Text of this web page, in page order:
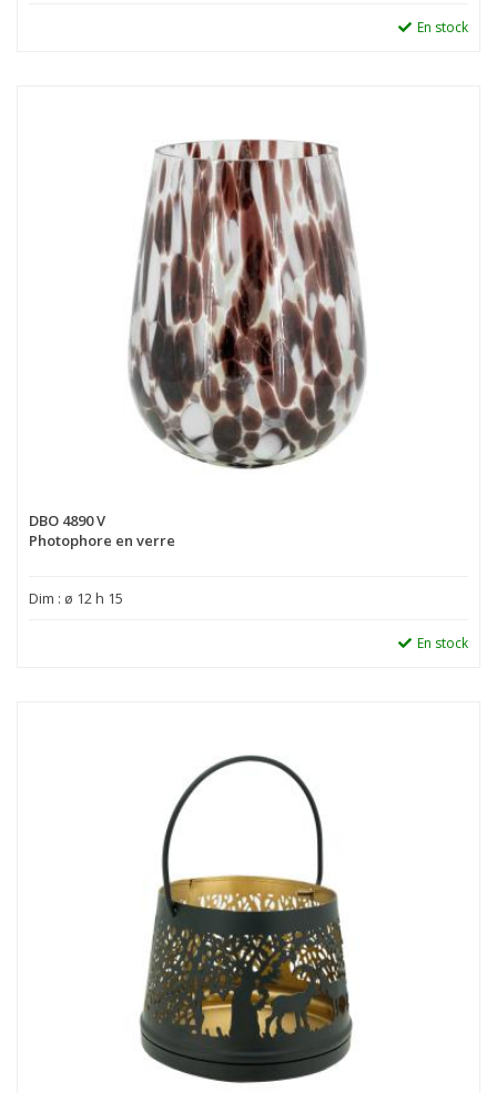
En stock
DBO 4890 V
Photophore en verre
Dim : ø 12 h 15
En stock